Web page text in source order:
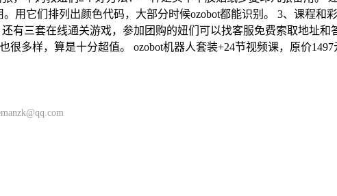
用它们排列出颜色代码，大部分时候ozobot都能识别。 3、课程和
三套在线通关游戏，参加团购的妞们可以找客服免费索取地址和
多样，算是十分超值。 ozobot机器人套装+24节视频课，原价1497